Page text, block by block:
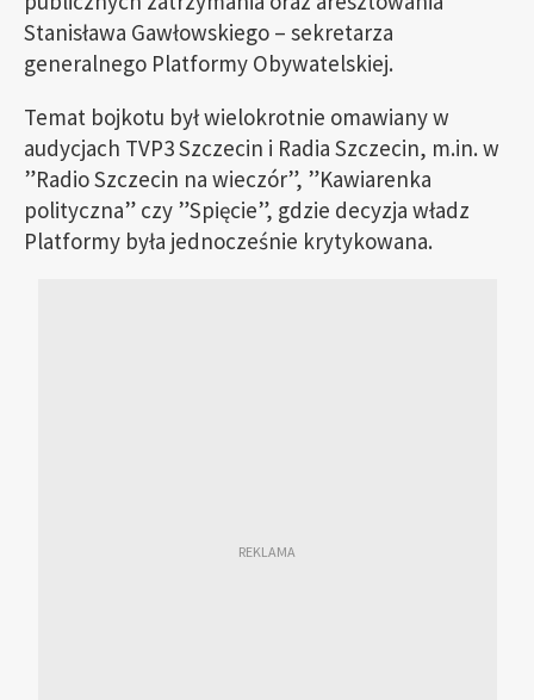
Stanisława Gawłowskiego – sekretarza
generalnego Platformy Obywatelskiej.
Temat bojkotu był wielokrotnie omawiany w
audycjach TVP3 Szczecin i Radia Szczecin, m.in. w
”Radio Szczecin na wieczór”, ”Kawiarenka
polityczna” czy ”Spięcie”, gdzie decyzja władz
Platformy była jednocześnie krytykowana.